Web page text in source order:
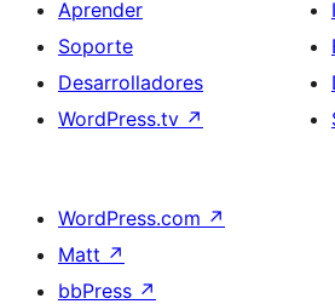
Aprender
Soporte
Desarrolladores
WordPress.tv ↗
WordPress.com ↗
Matt ↗
bbPress ↗